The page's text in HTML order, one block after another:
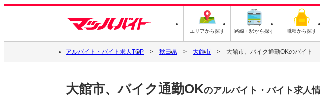
エリアから探す 路線・駅から探す 職種から探す
アルバイト・バイト求人TOP 秋田県 大館市 大館市、バイク通勤OKのバイト
大館市、バイク通勤OKのアルバイト・バイト求人